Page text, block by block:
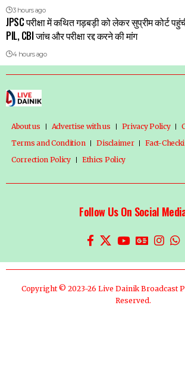
3 hours ago
JPSC परीक्षा में कथित गड़बड़ी को लेकर सुप्रीम कोर्ट
PIL, CBI जांच और परीक्षा रद्द करने की मांग
4 hours ago
About us Advertise with us Privacy Policy
Terms and Condition
Disclaimer
Fact-
Correction Policy
Ethics Policy
Follow Us On Social
Copyright © 2023-26 Live Dainik Broadcast
Reserved.